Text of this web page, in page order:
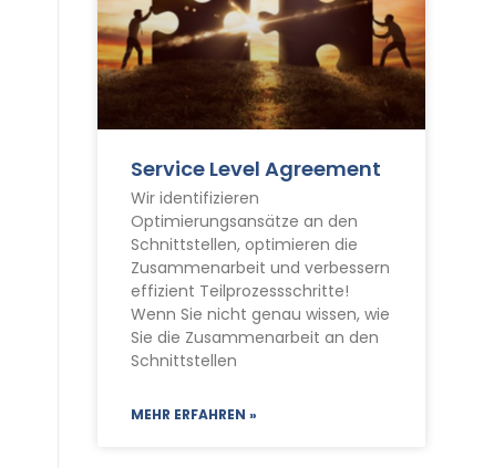
Service Level Agreement
Wir identifizieren
Optimierungsansätze an den
Schnittstellen, optimieren die
Zusammenarbeit und verbessern
effizient Teilprozessschritte!
Wenn Sie nicht genau wissen, wie
Sie die Zusammenarbeit an den
Schnittstellen
MEHR ERFAHREN »